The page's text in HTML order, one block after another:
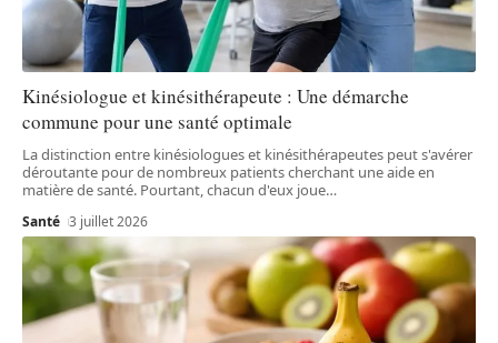
Kinésiologue et kinésithérapeute : Une démarche
commune pour une santé optimale
La distinction entre kinésiologues et kinésithérapeutes peut s'avérer
déroutante pour de nombreux patients cherchant une aide en
matière de santé. Pourtant, chacun d'eux joue…
Santé 3 juillet 2026